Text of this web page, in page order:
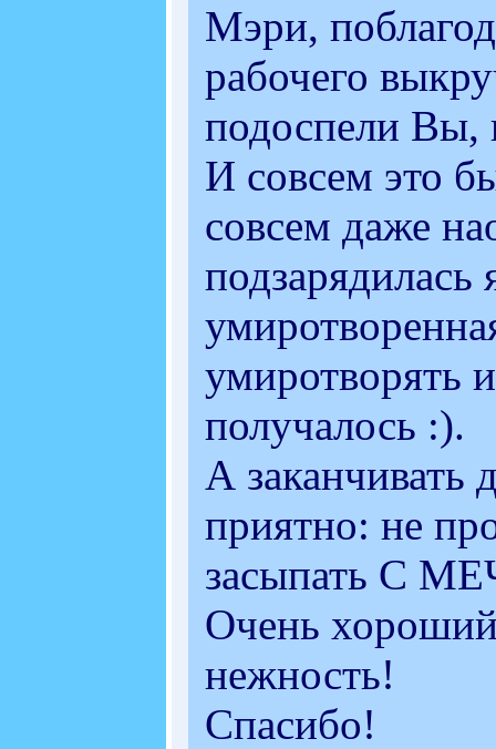
Мэри,
рабочего
подоспели Вы,
И совсем это
совсем даже
умиротворять
получалось :).
А заканчивать
приятно: не
засыпать С
Очень
нежность!
Спасибо!